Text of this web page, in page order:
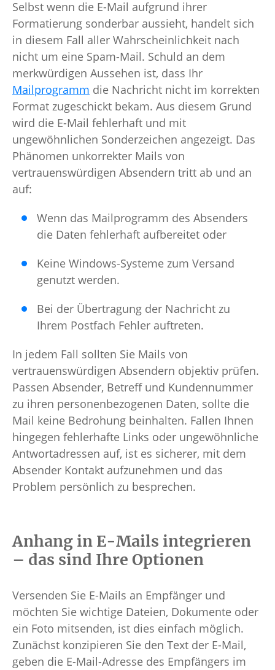
Selbst wenn die E-Mail aufgrund ihrer
Formatierung sonderbar aussieht, handelt sich
in diesem Fall aller Wahrscheinlichkeit nach
nicht um eine Spam-Mail. Schuld an dem
merkwürdigen Aussehen ist, dass Ihr
Mailprogramm die Nachricht nicht im korrekten
Format zugeschickt bekam. Aus diesem Grund
wird die E-Mail fehlerhaft und mit
ungewöhnlichen Sonderzeichen angezeigt. Das
Phänomen unkorrekter Mails von
vertrauenswürdigen Absendern tritt ab und an
auf:
Wenn das Mailprogramm des Absenders
die Daten fehlerhaft aufbereitet oder
Keine Windows-Systeme zum Versand
genutzt werden.
Bei der Übertragung der Nachricht zu
Ihrem Postfach Fehler auftreten.
In jedem Fall sollten Sie Mails von
vertrauenswürdigen Absendern objektiv prüfen.
Passen Absender, Betreff und Kundennummer
zu ihren personenbezogenen Daten, sollte die
Mail keine Bedrohung beinhalten. Fallen Ihnen
hingegen fehlerhafte Links oder ungewöhnliche
Antwortadressen auf, ist es sicherer, mit dem
Absender Kontakt aufzunehmen und das
Problem persönlich zu besprechen.
Anhang in E-Mails integrieren
– das sind Ihre Optionen
Versenden Sie E-Mails an Empfänger und
möchten Sie wichtige Dateien, Dokumente oder
ein Foto mitsenden, ist dies einfach möglich.
Zunächst konzipieren Sie den Text der E-Mail,
geben die E-Mail-Adresse des Empfängers im